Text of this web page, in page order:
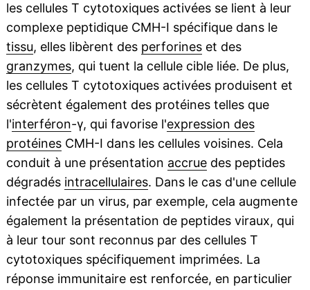
les cellules T cytotoxiques activées se lient à leur
complexe peptidique CMH-I spécifique dans le
tissu, elles libèrent des perforineset des
granzymes, qui tuent la cellule cible liée. De plus,
les cellules T cytotoxiques activées produisent et
sécrètent également des protéines telles que
l'interféron-γ, qui favorise l'expression des
protéinesCMH-I dans les cellules voisines. Cela
conduit à une présentation accruedes peptides
dégradés intracellulaires. Dans le cas d'une cellule
infectée par un virus, par exemple, cela augmente
également la présentation de peptides viraux, qui
à leur tour sont reconnus par des cellules T
cytotoxiques spécifiquement imprimées. La
réponse immunitaire est renforcée, en particulier